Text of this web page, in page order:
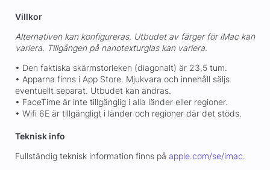
Villkor
Alternativen kan konfigureras. Utbudet av färger för iMac kan
variera. Tillgången på nanotexturglas kan variera.
• Den faktiska skärmstorleken (diagonalt) är 23,5 tum.
• Apparna finns i App Store. Mjukvara och innehåll säljs
eventuellt separat. Utbudet kan ändras.
• FaceTime är inte tillgänglig i alla länder eller regioner.
• Wifi 6E är tillgängligt i länder och regioner där det stöds.
Teknisk info
Fullständig teknisk information finns på apple.com/se/imac.